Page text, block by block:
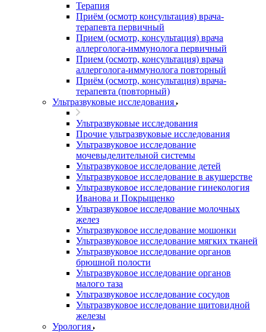
Терапия
Приём (осмотр консультация) врача-
терапевта первичный
Прием (осмотр, консультация) врача
аллерголога-иммунолога первичный
Прием (осмотр, консультация) врача
аллерголога-иммунолога повторный
Приём (осмотр, консультация) врача-
терапевта (повторный)
Ультразвуковые исследования
Ультразвуковые исследования
Прочие ультразвуковые исследования
Ультразвуковое исследование
мочевыделительной системы
Ультразвуковое исследование детей
Ультразвуковое исследование в акушерстве
Ультразвуковое исследование гинекология
Иванова и Покрыщенко
Ультразвуковое исследование молочных
желез
Ультразвуковое исследование мошонки
Ультразвуковое исследование мягких тканей
Ультразвуковое исследование органов
брюшной полости
Ультразвуковое исследование органов
малого таза
Ультразвуковое исследование сосудов
Ультразвуковое исследование щитовидной
железы
Урология